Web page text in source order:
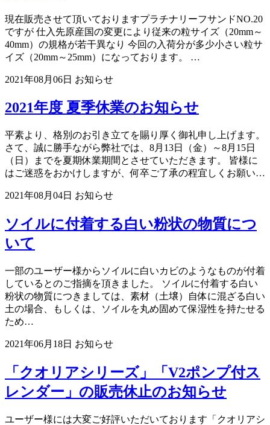
現在販売させて頂いておりますプラチナリーフサンドNO.20
ですが 仕入先原産国の変更により従来の粒サイズ（20mm～
40mm）の規格が若干異なり 今回の入荷分が多少小さい粒サ
イズ（20mm～25mm）になっております。 …
2021年08月06日 お知らせ
2021年度 夏季休業のお知らせ
平素より、格別のお引き立てを賜り厚く御礼申し上げます。
さて、誠に勝手ながら弊社では、8月13日（金）～8月15日
（日）までを夏期休業期間とさせていただきます。 皆様に
はご迷惑をおかけしますが、何卒ご了承の程宜しくお願い…
2021年08月04日 お知らせ
ソイルに付着する白い粉状の物質につ
いて
一部のユーザー様からソイルに白いカビのようなものが付着
しているとのご指摘を頂きました。 ソイルに付着する白い
粉状の物質につきましては、素材（土壌）自体に混ざる白い
土の場合、もしくは、ソイルを丸め固めて保湿性を持たせる
ため…
2021年06月18日 お知らせ
「クオリアシリーズ」「V2ポンプ付ス
レンダー」の販売休止のお知らせ
ユーザー様には大変ご好評いただいております「クオリアシ